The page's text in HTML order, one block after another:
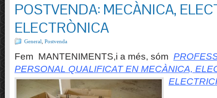
POSTVENDA: MECÀNICA,
ELECTRÒNICA
General Postvenda
Fem MANTENIMENTS,i a més, sóm
PERSONAL QUALIFICAT EN MECÀNICA,